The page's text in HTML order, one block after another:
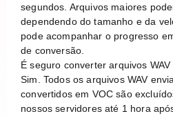
segundos. Arquivos maiores
dependendo do tamanho e da
pode acompanhar o progresso
de conversão.
É seguro converter arquivos
Sim. Todos os arquivos WAV
convertidos em VOC são
nossos servidores até 1 hora